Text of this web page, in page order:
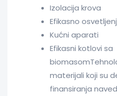
Izolacija krova
Efikasno
Kućni aparati
Efikasni kotlovi sa
materijali koji su
finansiranja